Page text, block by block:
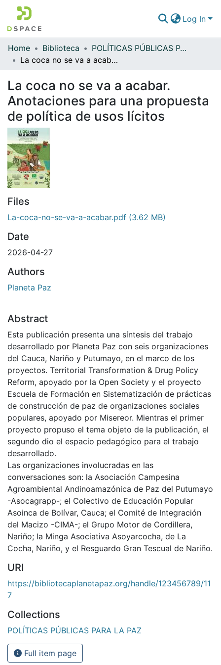
Log In
Communities & Collections
Statistics
Home Biblioteca
POLÍTICAS PÚBLICAS PARA LA PAZ
La coca no se va a acabar. Anotaciones para una propuesta de política de usos lícitos
La coca no se va a acabar.
Anotaciones para una propuesta
de política de usos lícitos
Files
La-coca-no-se-va-a-acabar.pdf (3.62 MB)
Date
2026-04-27
Authors
Planeta Paz
Abstract
Esta publicación presenta una síntesis del trabajo
desarrollado por Planeta Paz con seis organizaciones
del Cauca, Nariño y Putumayo, en el marco de los
proyectos. Territorial Transformation & Drug Policy
Reform, apoyado por la Open Society y el proyecto
Escuela de Formación en Sistematización de prácticas
de construcción de paz de organizaciones sociales
populares, apoyado por Misereor. Mientras el primer
proyecto propuso el tema objeto de la publicación, el
segundo dio el espacio pedagógico para el trabajo
desarrollado.
Las organizaciones involucradas en las
conversaciones son: la Asociación Campesina
Agroambiental Andinoamazónica de Paz del Putumayo
-Asocagrapp-; el Colectivo de Educación Popular
Asoinca de Bolívar, Cauca; el Comité de Integración
del Macizo -CIMA-; el Grupo Motor de Cordillera,
Nariño; la Minga Asociativa Asoyarcocha, de La
Cocha, Nariño, y el Resguardo Gran Tescual de Nariño.
URI
https://bibliotecaplanetapaz.org/handle/123456789/11
7
Collections
POLÍTICAS PÚBLICAS PARA LA PAZ
Full item page